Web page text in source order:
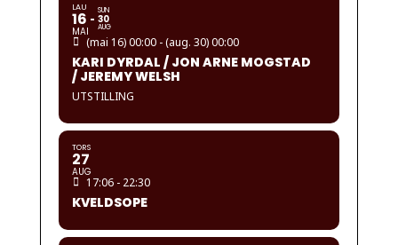
LAU
16
MAI
SUN
30
AUG
(mai 16) 00:00 - (aug. 30) 00:00
KARI DYRDAL / JON ARNE MOGSTAD
/ JEREMY WELSH
UTSTILLING
TORS
27
AUG
17:06 - 22:30
KVELDSOPE